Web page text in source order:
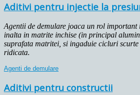
Aditivi pentru injectie la
Agentii de demulare joaca un rol important
inalta in matrite inchise (in principal
suprafata matritei, si ingaduie cicluri
ridicata.
Agenti de demulare
Aditivi pentru constructii